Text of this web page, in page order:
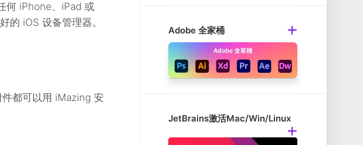
何 iPhone、iPad 或
的 iOS 设备管理器。
都可以用 iMazing 安
Adobe 全家桶
JetBrains激活Mac/Win/Linux